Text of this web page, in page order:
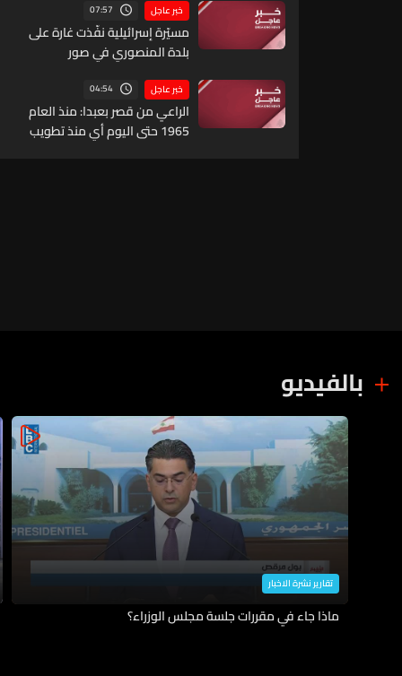
خبر عاجل 07:57
مسيّرة إسرائيلية نفّذت غارة على
بلدة المنصوري في صور
خبر عاجل 04:54
الراعي من قصر بعبدا: منذ العام
1965 حتى اليوم أي منذ تطويب
بالفيديو
تقارير نشرة الاخبار
ماذا جاء في مقررات جلسة مجلس الوزراء؟